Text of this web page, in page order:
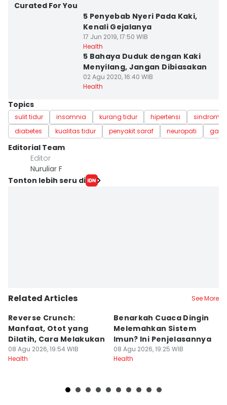
Curated For You
5 Penyebab Nyeri Pada Kaki,
Kenali Gejalanya
17 Jun 2019, 17:50 WIB
Health
5 Bahaya Duduk dengan Kaki
Menyilang, Jangan Dibiasakan
02 Agu 2020, 16:40 WIB
Health
Topics
sulit tidur insomnia kurang tidur hipertensi
sindrom
diabetes
kualitas tidur penyakit saraf neuropati
Editorial Team
Editor
Nuruliar F
Tonton lebih seru di
Related Articles See More
Reverse Crunch:
Manfaat, Otot yang
Dilatih, Cara Melakukan
08 Agu 2026, 19:54 WIB
Health
Benarkah Cuaca Dingin
Melemahkan Sistem
Imun? Ini Penjelasannya
08 Agu 2026, 19:25 WIB
Health